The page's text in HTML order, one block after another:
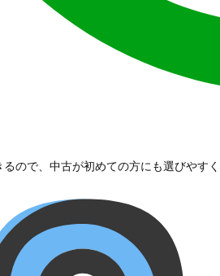
ので、中古が初めての方にも選びやす